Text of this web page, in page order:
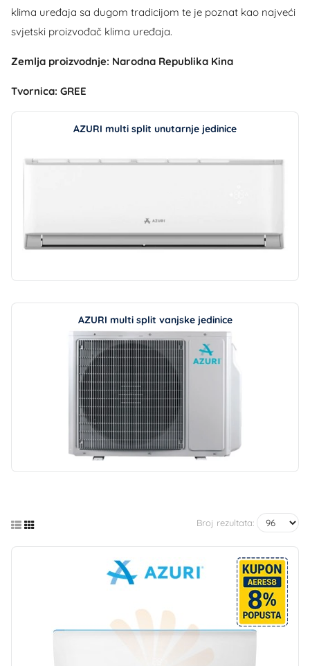
klima uređaja sa dugom tradicijom te je poznat kao najveći
svjetski proizvođač klima uređaja.
Zemlja proizvodnje: Narodna Republika Kina
Tvornica: GREE
AZURI multi split unutarnje jedinice
AZURI multi split vanjske jedinice
Broj rezultata: